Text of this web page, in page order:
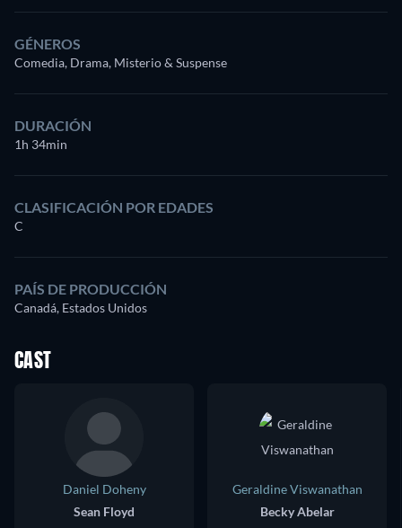
GÉNEROS
Comedia, Drama, Misterio & Suspense
DURACIÓN
1h 34min
CLASIFICACIÓN POR EDADES
C
PAÍS DE PRODUCCIÓN
Canadá, Estados Unidos
CAST
Daniel Doheny
Sean Floyd
Geraldine Viswanathan
Becky Abelar